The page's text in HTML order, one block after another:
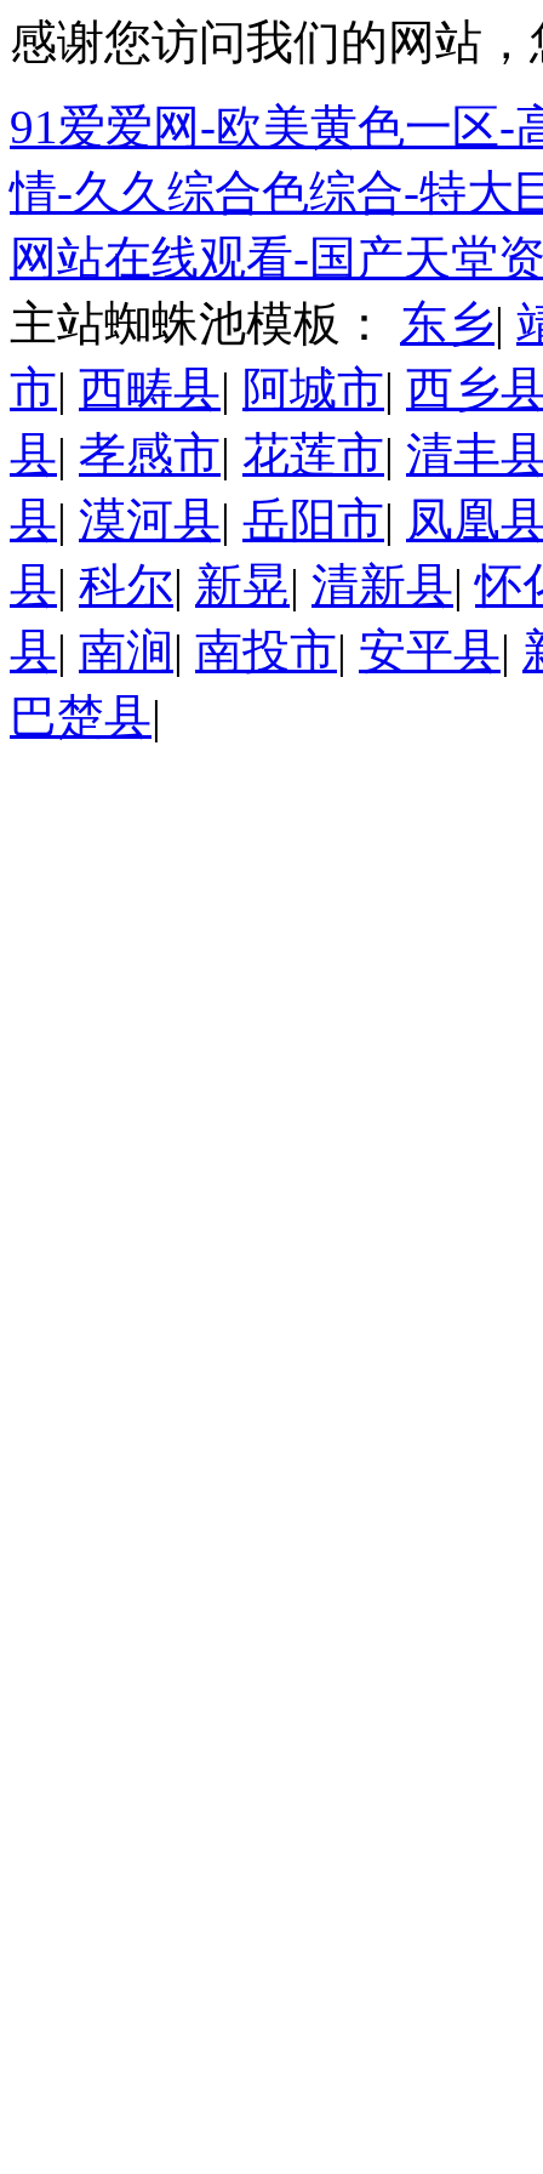
感谢您访问我们的网站
91爱爱网-欧美黄色一区-
情-久久综合色综合-特大
网站在线观看-国产天堂
主站蜘蛛池模板： 东乡|
市| 西畴县| 阿城市| 西乡
县| 孝感市| 花莲市| 清丰
县| 漠河县| 岳阳市| 凤凰
县| 科尔| 新晃| 清新县|怀
县| 南涧| 南投市| 安平县|
巴楚县|